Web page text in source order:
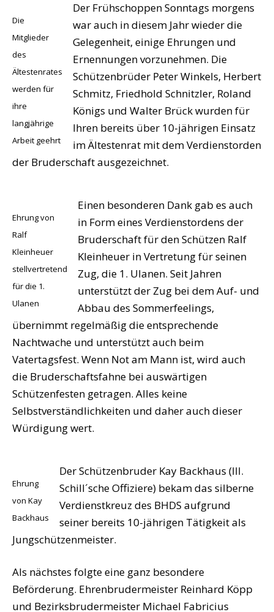
Die
Mitglieder
des
Ältestenrates
werden für
ihre
langjährige
Arbeit geehrt
Der Frühschoppen Sonntags morgens
war auch in diesem Jahr wieder die
Gelegenheit, einige Ehrungen und
Ernennungen vorzunehmen. Die
Schützenbrüder Peter Winkels, Herbert
Schmitz, Friedhold Schnitzler, Roland
Königs und Walter Brück wurden für
Ihren bereits über 10-jährigen Einsatz
im Ältestenrat mit dem Verdienstorden
der Bruderschaft ausgezeichnet.
Ehrung von
Ralf
Kleinheuer
stellvertretend
für die 1.
Ulanen
Einen besonderen Dank gab es auch
in Form eines Verdienstordens der
Bruderschaft für den Schützen Ralf
Kleinheuer in Vertretung für seinen
Zug, die 1. Ulanen. Seit Jahren
unterstützt der Zug bei dem Auf- und
Abbau des Sommerfeelings,
übernimmt regelmäßig die entsprechende
Nachtwache und unterstützt auch beim
Vatertagsfest. Wenn Not am Mann ist, wird auch
die Bruderschaftsfahne bei auswärtigen
Schützenfesten getragen. Alles keine
Selbstverständlichkeiten und daher auch dieser
Würdigung wert.
Ehrung
von Kay
Backhaus
Der Schützenbruder Kay Backhaus (III.
Schill´sche Offiziere) bekam das silberne
Verdienstkreuz des BHDS aufgrund
seiner bereits 10-jährigen Tätigkeit als
Jungschützenmeister.
Als nächstes folgte eine ganz besondere
Beförderung. Ehrenbrudermeister Reinhard Köpp
und Bezirksbrudermeister Michael Fabricius